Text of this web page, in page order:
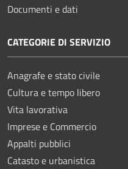
Documenti e dati
CATEGORIE DI SERVIZIO
Anagrafe e stato civile
Cultura e tempo libero
Vita lavorativa
Imprese e Commercio
Appalti pubblici
Catasto e urbanistica